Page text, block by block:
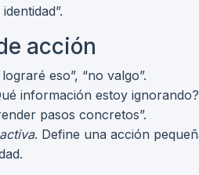
acción
eso”, “no valgo”.
información estoy ignorando?
pasos concretos”.
. Define una acción